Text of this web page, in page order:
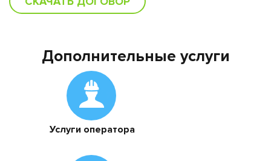
Дополнительные услуги
Услуги оператора